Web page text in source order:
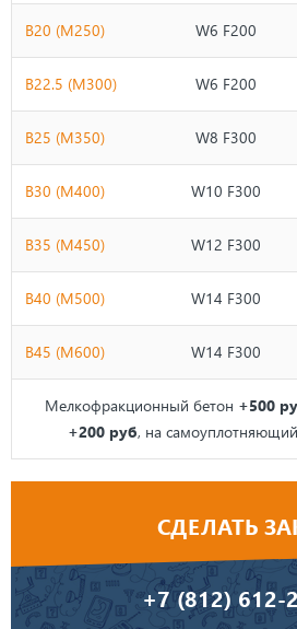
B20 (М250) W6 F200
B22.5 (М300) W6 F200
B25 (М350) W8 F300
B30 (М400) W10 F300
В35 (М450) W12 F300
B40 (М500) W14 F300
B45 (М600) W14 F300
Мелкофракционный бетон +500
+200 руб, на самоуплотняющий
СДЕЛАТЬ
+7 (812) 612-